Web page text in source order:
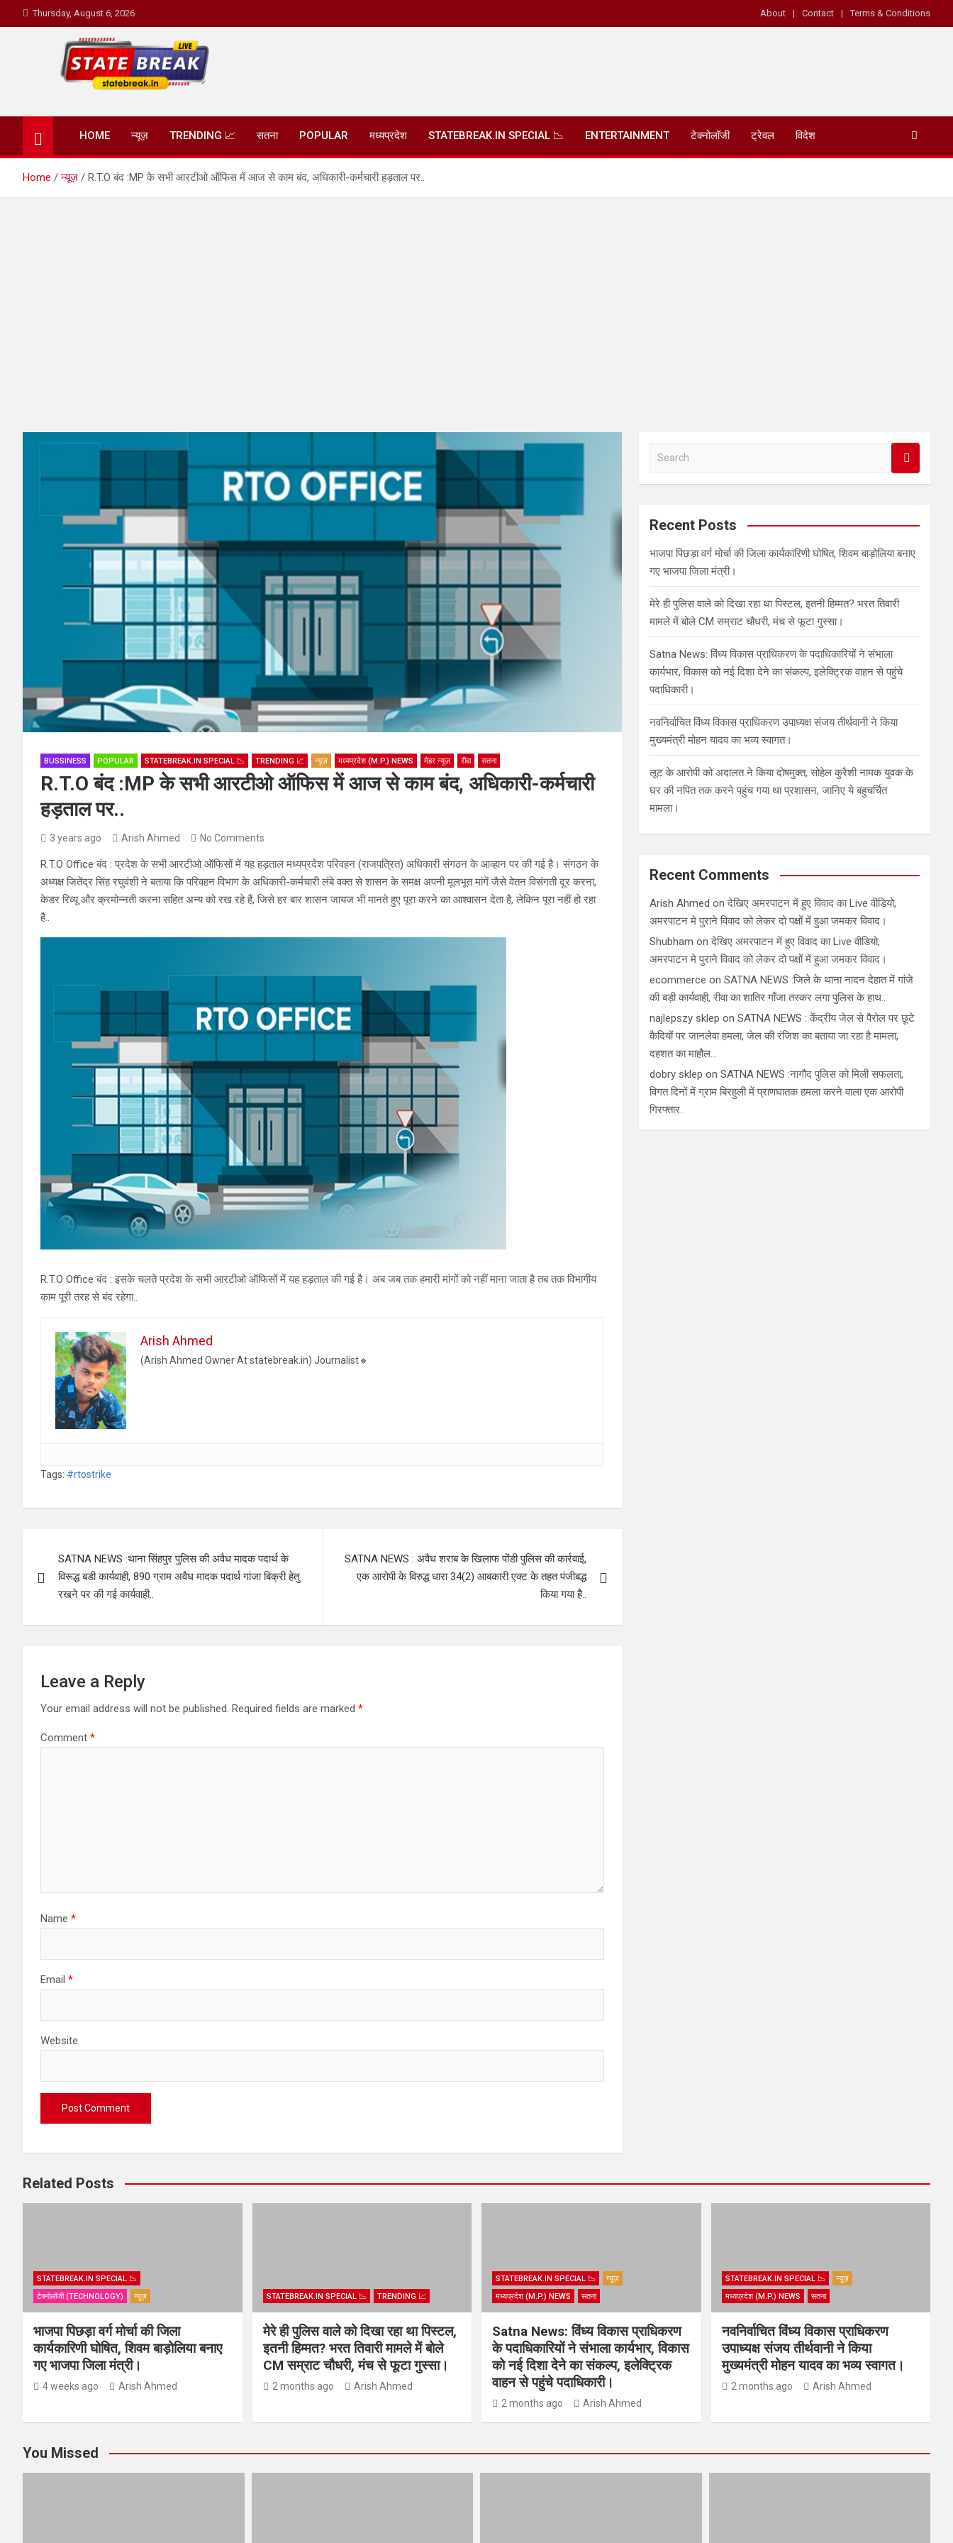
to
Thursday, August 6, 2026 About Contact Terms & Conditions
State Break
HOME न्यूज़ TRENDING 📈 सतना POPULAR मध्यप्रदेश STATEBREAK.IN SPECIAL 📉 ENTERTAINMENT टेक्नोलॉजी ट्रेवल विदेश
Home न्यूज़ R.T.O बंद :MP के सभी आरटीओ ऑफिस में आज से काम बंद, अधिकारी-कर्मचारी हड़ताल पर..
BUSSINESS POPULAR STATEBREAK.IN SPECIAL 📉 TRENDING 📈 न्यूज़ मध्यप्रदेश (M.P.) NEWS मैहर न्यूज़ रीवा सतना
R.T.O बंद :MP के सभी आरटीओ ऑफिस में आज से काम बंद, अधिकारी-कर्मचारी
हड़ताल पर..
3 years ago Arish Ahmed No Comments
R.T.O Office बंद : प्रदेश के सभी आरटीओ ऑफिसों में यह हड़ताल मध्यप्रदेश परिवहन (राजपत्रित) अधिकारी संगठन के आव्हान पर की गई है। संगठन के
अध्यक्ष जितेंद्र सिंह रघुवंशी ने बताया कि परिवहन विभाग के अधिकारी-कर्मचारी लंबे वक्त से शासन के समक्ष अपनी मूलभूत मांगें जैसे वेतन विसंगती दूर करना,
केडर रिव्यू और क्रमोन्नती करना सहित अन्य को रख रहे हैं, जिसे हर बार शासन जायज भी मानते हुए पूरा करने का आश्वासन देता है, लेकिन पूरा नहीं हो रहा
है..
R.T.O Office बंद : इसके चलते प्रदेश के सभी आरटीओ ऑफिसों में यह हड़ताल की गई है। अब जब तक हमारी मांगों को नहीं माना जाता है तब तक विभागीय
काम पूरी तरह से बंद रहेगा..
Arish Ahmed
(Arish Ahmed Owner At statebreak.in) Journalist🔸
Tags: #rtostrike
navigation
SATNA NEWS :थाना सिंहपुर पुलिस की अवैध मादक पदार्थ के
विरूद्ध बडी कार्यवाही, 890 ग्राम अवैध मादक पदार्थ गांजा बिक्री हेतु
रखने पर की गई कार्यवाही..
SATNA NEWS : अवैध शराब के खिलाफ पोंडी पुलिस की कार्रवाई,
एक आरोपी के विरुद्ध धारा 34(2) आबकारी एक्ट के तहत पंजीबद्ध
किया गया है..
Leave a Reply
Your email address will not be published. Required fields are marked *
Comment *
Name *
Email *
Website
a
c
Recent Posts
भाजपा पिछड़ा वर्ग मोर्चा की जिला कार्यकारिणी घोषित, शिवम बाड़ोलिया बनाए
गए भाजपा जिला मंत्री।
मेरे ही पुलिस वाले को दिखा रहा था पिस्टल, इतनी हिम्मत? भरत तिवारी
मामले में बोले CM सम्राट चौधरी, मंच से फूटा गुस्सा।
Satna News: विंध्य विकास प्राधिकरण के पदाधिकारियों ने संभाला
कार्यभार, विकास को नई दिशा देने का संकल्प, इलेक्ट्रिक वाहन से पहुंचे
पदाधिकारी।
नवनिर्वाचित विंध्य विकास प्राधिकरण उपाध्यक्ष संजय तीर्थवानी ने किया
मुख्यमंत्री मोहन यादव का भव्य स्वागत।
लूट के आरोपी को अदालत ने किया दोषमुक्त, सोहेल कुरैशी नामक युवक के
घर की नपित तक करने पहुंच गया था प्रशासन, जानिए ये बहुचर्चित
मामला।
Recent Comments
Arish Ahmed onदेखिए अमरपाटन में हुए विवाद का Live वीडियो,
अमरपाटन मे पुराने विवाद को लेकर दो पक्षों में हुआ जमकर विवाद।
Shubham onदेखिए अमरपाटन में हुए विवाद का Live वीडियो,
अमरपाटन मे पुराने विवाद को लेकर दो पक्षों में हुआ जमकर विवाद।
ecommerce onSATNA NEWS :जिले के थाना नादन देहात में गांजे
की बड़ी कार्यवाही, रीवा का शातिर गाँजा तस्कर लगा पुलिस के हाथ..
najlepszy sklep onSATNA NEWS : केंद्रीय जेल से पैरोल पर छूटे
कैदियों पर जानलेवा हमला, जेल की रंजिश का बताया जा रहा है मामला,
दहशत का माहौल…
dobry sklep onSATNA NEWS :नागौद पुलिस को मिली सफलता,
विगत दिनों में ग्राम बिरहुली में प्राणघातक हमला करने वाला एक आरोपी
गिरफ्तार..
Related Posts
STATEBREAK.IN SPECIAL 📉
टेक्नोलॉजी (TECHNOLOGY)
न्यूज़
भाजपा पिछड़ा वर्ग मोर्चा की जिला
कार्यकारिणी घोषित, शिवम बाड़ोलिया बनाए
गए भाजपा जिला मंत्री।
4 weeks ago Arish Ahmed
STATEBREAK.IN SPECIAL 📉 TRENDING 📈
मेरे ही पुलिस वाले को दिखा रहा था पिस्टल,
इतनी हिम्मत? भरत तिवारी मामले में बोले
CM सम्राट चौधरी, मंच से फूटा गुस्सा।
2 months ago Arish Ahmed
STATEBREAK.IN SPECIAL 📉
न्यूज़
मध्यप्रदेश (M.P.) NEWS
सतना
Satna News: विंध्य विकास प्राधिकरण
के पदाधिकारियों ने संभाला कार्यभार, विकास
को नई दिशा देने का संकल्प, इलेक्ट्रिक
वाहन से पहुंचे पदाधिकारी।
2 months ago Arish Ahmed
STATEBREAK.IN SPECIAL 📉
न्यूज़
मध्यप्रदेश (M.P.) NEWS
सतना
नवनिर्वाचित विंध्य विकास प्राधिकरण
उपाध्यक्ष संजय तीर्थवानी ने किया
मुख्यमंत्री मोहन यादव का भव्य स्वागत।
2 months ago Arish Ahmed
You Missed